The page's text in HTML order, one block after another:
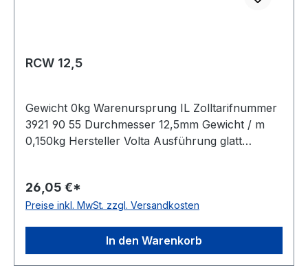
RCW 12,5
Gewicht 0kg Warenursprung IL Zolltarifnummer
3921 90 55 Durchmesser 12,5mm Gewicht / m
0,150kg Hersteller Volta Ausführung glatt
FDA-Zulassung ja Zugstrang Polyester
Shorehärte 100° Shore A
26,05 €*
Preise inkl. MwSt. zzgl. Versandkosten
In den Warenkorb